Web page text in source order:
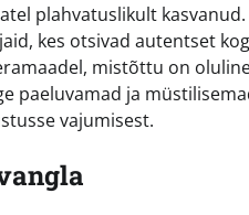
plahvatuslikult
kes otsivad autentset
mistõttu on
paeluvamad ja
vajumisest.